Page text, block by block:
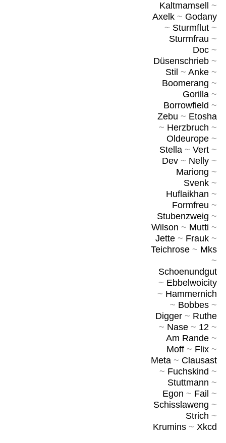
Kaltmamsell
~
Axelk~ Godany
~ Sturmflut~
Sturmfrau ~
Doc~
Düsenschrieb~
Stil ~ Anke~
Boomerang ~
Gorilla~
Borrowfield ~
Zebu ~ Etosha
~ Herzbruch ~
Oldeurope~
Stella~ Vert~
Dev~ Nelly~
Mariong ~
Svenk~
Huflaikhan ~
Formfreu ~
Stubenzweig ~
Wilson ~ Mutti ~
Jette~ Frauk~
Teichrose~ Mks
~
Schoenundgut
~ Ebbelwoicity
~ Hammernich
~ Bobbes~
Digger~ Ruthe
~ Nase~ 12~
Am Rande~
Moff~ Flix~
Meta~ Clausast
~ Fuchskind ~
Stuttmann ~
Egon ~ Fail ~
Schisslaweng ~
Strich ~
Krumins~ Xkcd